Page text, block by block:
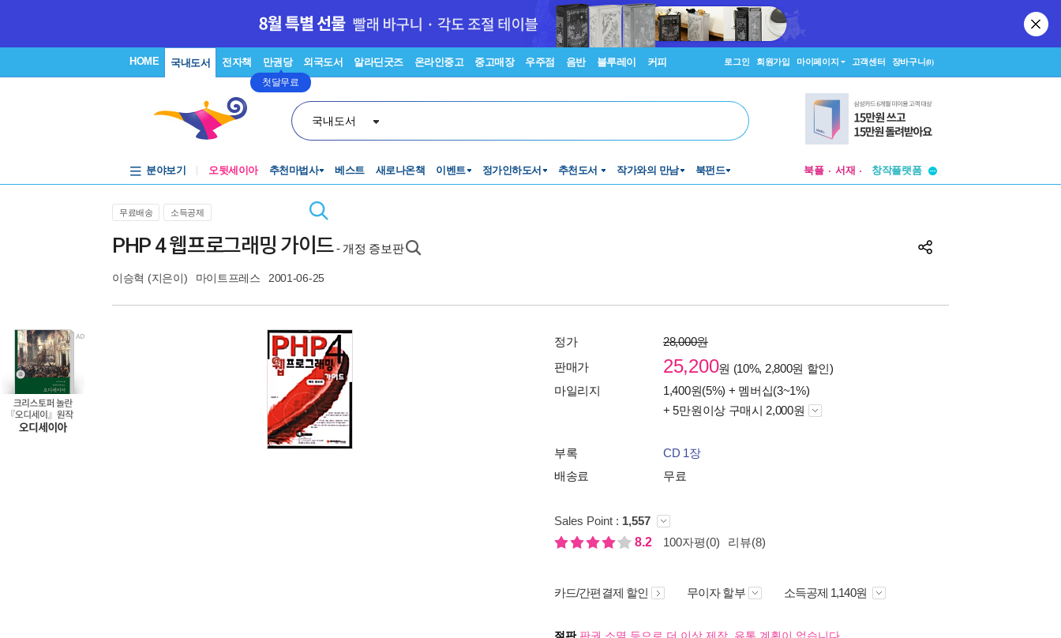
HOME 국내도서 전자책 만권당
첫달무료
외국도서 알라딘굿즈 온라인중고 중고매장 우주점 음반 블루레이 커피 로그인 회원가입 마이페이지 고객센터 장바구니(0)
국내도서
분야보기 오뒷세이아 추천마법사 베스트 새로나온책 이벤트 정가인하도서 추천도서 작가와의 만남 북펀드 북플 서재
창작플랫폼
무료배송
소득공제
PHP 4 웹프로그래밍 가이드- 개정 증보판
이승혁 (지은이) 마이트프레스 2001-06-25
정가
28,000원
판매가
25,200원 (10%, 2,800원 할인)
마일리지
1,400원(5%) + 멤버십(3~1%)
+ 5만원이상 구매시 2,000원
부록
CD 1장
배송료
무료
Sales Point : 1,557
8.2
100자평(0) 리뷰(8)
카드/간편결제 할인 무이자 할부 소득공제 1,140원